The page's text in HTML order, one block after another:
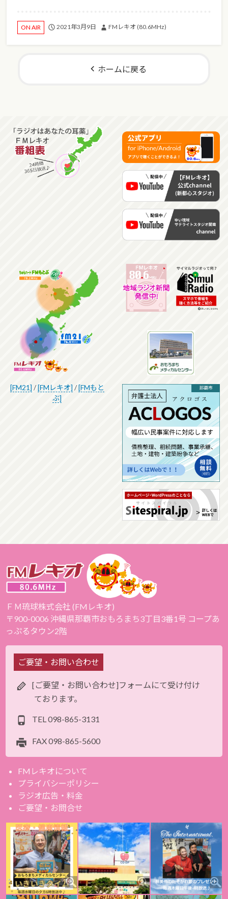
ON AIR 2021年3月9日 FMレキオ (80.6MHz)
ホームに戻る
[FM21] /[FMレキオ] /[FMもと
ぶ]
ＦＭ琉球株式会社 (FMレキオ)
〒900-0006 沖縄県那覇市おもろまち3丁目3番1号 コープあ
っぷるタウン2階
ご要望・お問い合わせ
[ご要望・お問い合わせ]フォームにて受け付け
ております。
TEL098-865-3131
FAX098-865-5600
FMレキオについて
プライバシーポリシー
ラジオ広告・料金
ご要望・お問合せ